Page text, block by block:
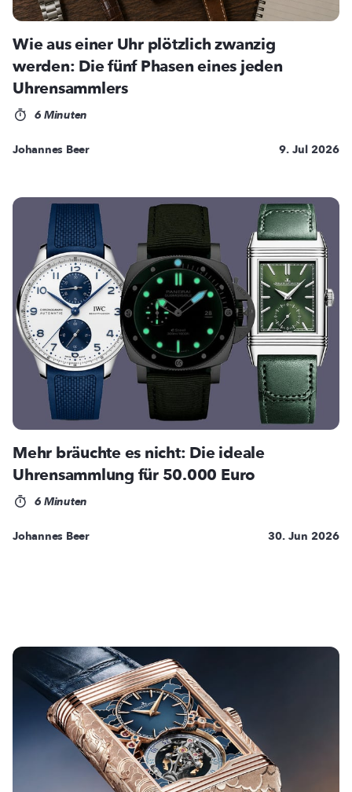
Wie aus einer Uhr plötzlich zwanzig
werden: Die fünf Phasen eines jeden
Uhrensammlers
6 Minuten
Johannes Beer 9. Jul 2026
Mehr bräuchte es nicht: Die ideale
Uhrensammlung für 50.000 Euro
6 Minuten
Johannes Beer 30. Jun 2026